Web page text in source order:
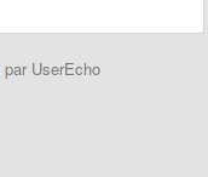
par UserEcho